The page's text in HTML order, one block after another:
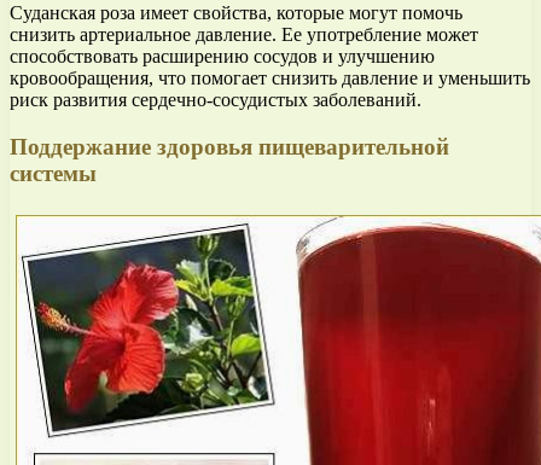
Суданская роза имеет свойства, которые могут помочь
снизить артериальное давление. Ее употребление может
способствовать расширению сосудов и улучшению
кровообращения, что помогает снизить давление и уменьшить
риск развития сердечно-сосудистых заболеваний.
Поддержание здоровья пищеварительной
системы